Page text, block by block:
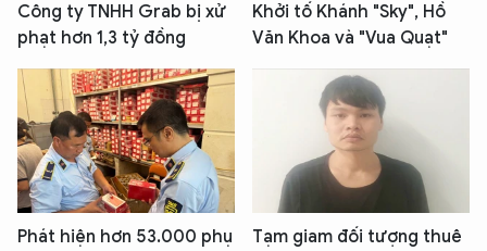
Công ty TNHH Grab bị xử
phạt hơn 1,3 tỷ đồng
Khởi tố Khánh "Sky", Hồ
Văn Khoa và "Vua Quạt"
Phát hiện hơn 53.000 phụ
Tạm giam đối tượng thuê